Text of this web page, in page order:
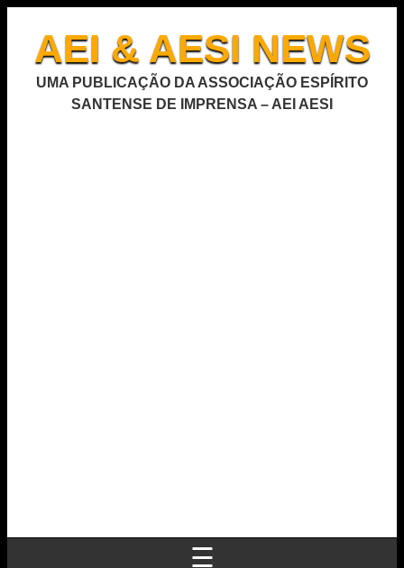
AEI & AESI NEWS
UMA PUBLICAÇÃO DA ASSOCIAÇÃO ESPÍRITO
SANTENSE DE IMPRENSA – AEI AESI
☰